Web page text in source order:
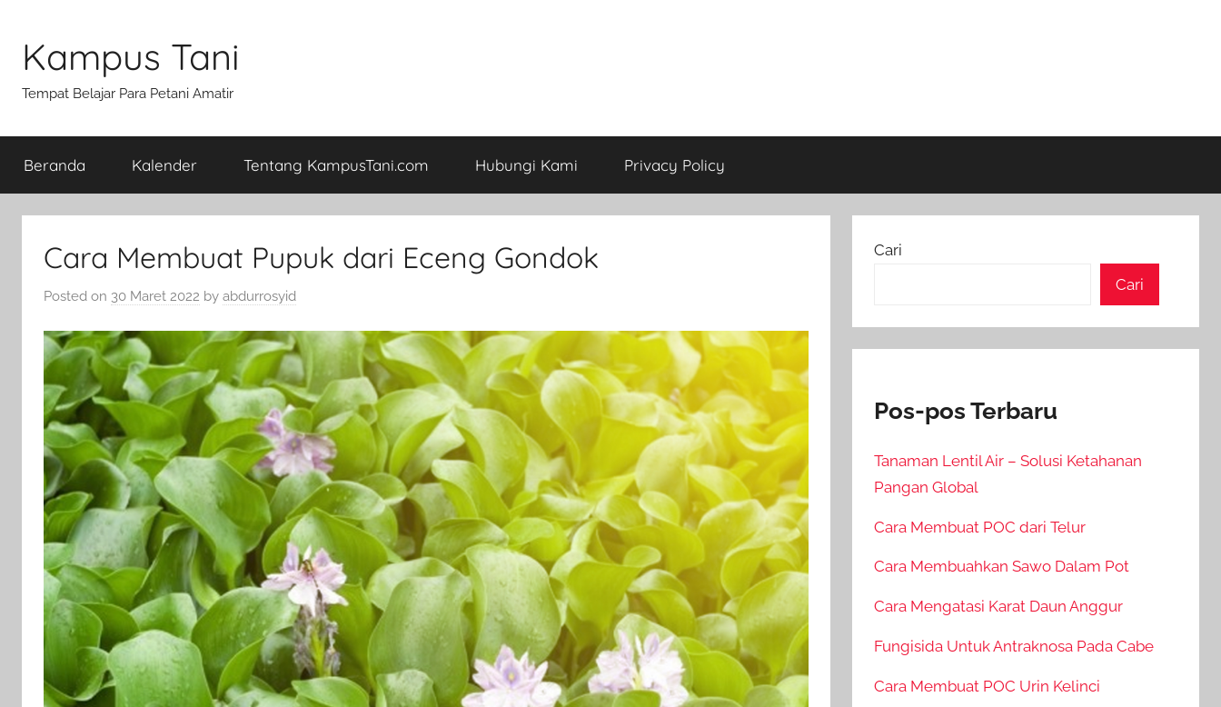
content
Kampus Tani
Tempat Belajar Para Petani Amatir
Beranda Kalender Tentang KampusTani.com Hubungi Kami Privacy Policy
Cara Membuat Pupuk dari Eceng Gondok
Posted on 30 Maret 2022 by abdurrosyid
Cari
Cari
Pos-pos Terbaru
Tanaman Lentil Air – Solusi Ketahanan
Pangan Global
Cara Membuat POC dari Telur
Cara Membuahkan Sawo Dalam Pot
Cara Mengatasi Karat Daun Anggur
Fungisida Untuk Antraknosa Pada Cabe
Cara Membuat POC Urin Kelinci